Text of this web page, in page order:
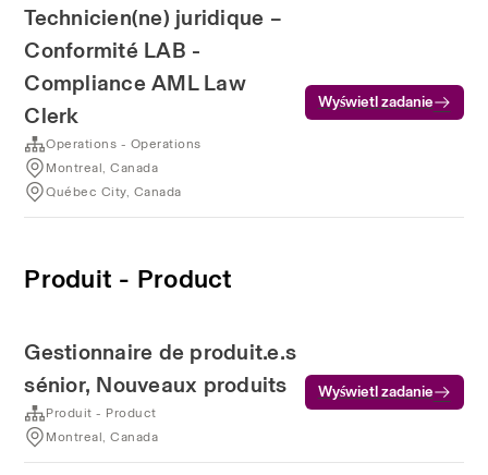
Technicien(ne) juridique –
Conformité LAB -
Compliance AML Law
Clerk
Operations - Operations
Montreal, Canada
Québec City, Canada
Wyświetl zadanie
Produit - Product
Gestionnaire de produit.e.s
sénior, Nouveaux produits
Produit - Product
Montreal, Canada
Wyświetl zadanie